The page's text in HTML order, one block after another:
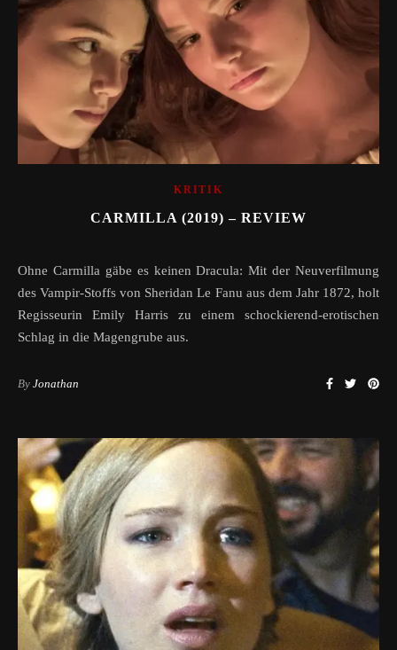
KRITIK
CARMILLA (2019) – REVIEW
Ohne Carmilla gäbe es keinen Dracula: Mit der Neuverfilmung
des Vampir-Stoffs von Sheridan Le Fanu aus dem Jahr 1872, holt
Regisseurin Emily Harris zu einem schockierend-erotischen
Schlag in die Magengrube aus.
By Jonathan